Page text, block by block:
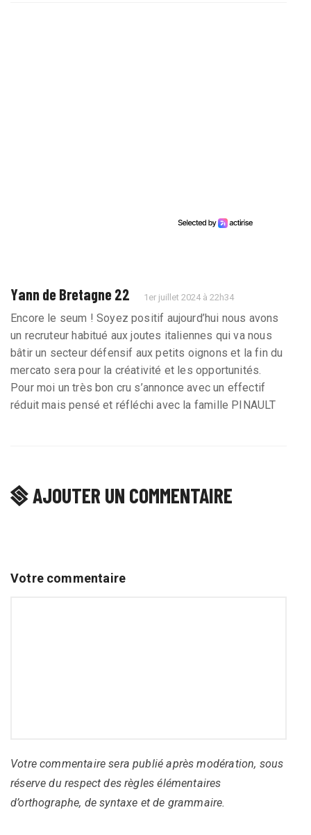
Yann de Bretagne 22 1er juillet 2024 à 22h34
Encore le seum ! Soyez positif aujourd’hui nous avons
un recruteur habitué aux joutes italiennes qui va nous
bâtir un secteur défensif aux petits oignons et la fin du
mercato sera pour la créativité et les opportunités.
Pour moi un très bon cru s’annonce avec un effectif
réduit mais pensé et réfléchi avec la famille PINAULT
AJOUTER UN COMMENTAIRE
Votre commentaire
Votre commentaire sera publié après modération, sous
réserve du respect des règles élémentaires
d’orthographe, de syntaxe et de grammaire.